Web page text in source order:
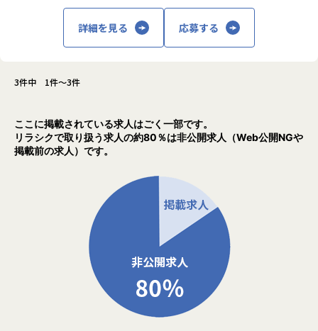
詳細を見る 応募する
3件中 1件～3件
ここに掲載されている求人はごく一部です。
リラシクで取り扱う求人の約80％は非公開求人（Web公開NGや
掲載前の求人）です。